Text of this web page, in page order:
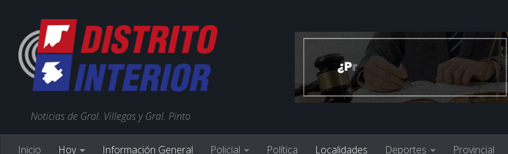
Noticias de Gral. Villegas y Gral. Pinto
Inicio Hoy Información General Policial Política Localidades Deportes Provincial